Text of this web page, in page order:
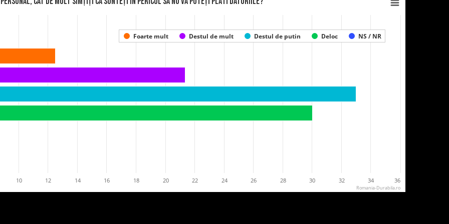
Foarte mult Destul de mult Destul de putin Deloc NS / NR
10 12 14 16 18 20 22 24 26 28 30 32 34 36
Romania-Durabila.ro